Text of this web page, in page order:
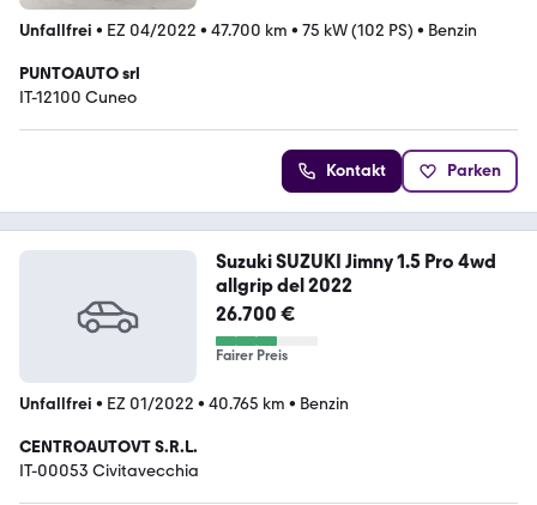
Unfallfrei • EZ 04/2022 • 47.700 km • 75 kW (102 PS) • Benzin
PUNTOAUTO srl
IT-12100 Cuneo
Kontakt Parken
Suzuki SUZUKI Jimny 1.5 Pro 4wd
allgrip del 2022
26.700 €
Fairer Preis
Unfallfrei • EZ 01/2022 • 40.765 km • Benzin
CENTROAUTOVT S.R.L.
IT-00053 Civitavecchia